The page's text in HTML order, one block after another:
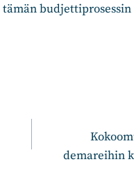
budjettiprosessin
demareihin